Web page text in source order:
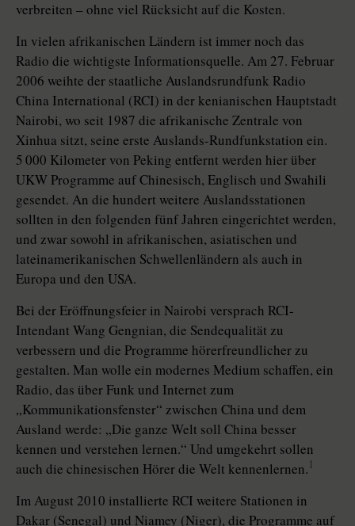
verbreiten – ohne viel Rücksicht auf die Kosten.
In vielen afrikanischen Ländern ist immer noch das
Radio die wichtigste Informationsquelle. Am 27. Februar
2006 weihte der staatliche Auslandsrundfunk Radio
China International (RCI) in der kenianischen Hauptstadt
Nairobi, wo seit 1987 die afrikanische Zentrale von
Xinhua sitzt, seine erste Auslands-Rundfunkstation ein.
5 000 Kilometer von Peking entfernt werden hier über
UKW Programme auf Chinesisch, Englisch und Swahili
gesendet. An die hundert weitere Auslandsstationen
sollten in den folgenden fünf Jahren eingerichtet werden,
und zwar sowohl in afrikanischen, asiatischen und
lateinamerikanischen Schwellenländern als auch in
Europa und den USA.
Bei der Eröffnungsfeier in Nairobi versprach RCI-
Intendant Wang Gengnian, die Sendequalität zu
verbessern und die Programme hörerfreundlicher zu
gestalten. Man wolle ein modernes Medium schaffen, ein
Radio, das über Funk und Internet zum
„Kommunikationsfenster“ zwischen China und dem
Ausland werde: „Die ganze Welt soll China besser
kennen und verstehen lernen.“ Und umgekehrt sollen
auch die chinesischen Hörer die Welt kennenlernen. 1
Im August 2010 installierte RCI weitere Stationen in
Dakar (Senegal) und Niamey (Niger), die Programme auf